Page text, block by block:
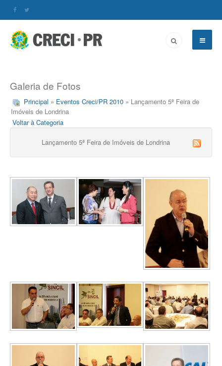
Galeria de Fotos
Principal » Eventos Creci/PR 2010 » Lançamento 5ª Feira de
Imóveis de Londrina
Voltar à Categoria
Lançamento 5ª Feira de Imóveis de Londrina